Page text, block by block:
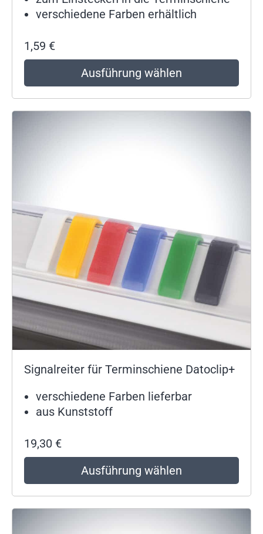
verschiedene Farben erhältlich
1,59 €
Ausführung wählen
Signalreiter für Terminschiene Datoclip+
verschiedene Farben lieferbar
aus Kunststoff
19,30 €
Ausführung wählen